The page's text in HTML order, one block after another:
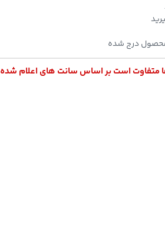
درج شده
متفاوت است بر اساس سانت های اعلام شده